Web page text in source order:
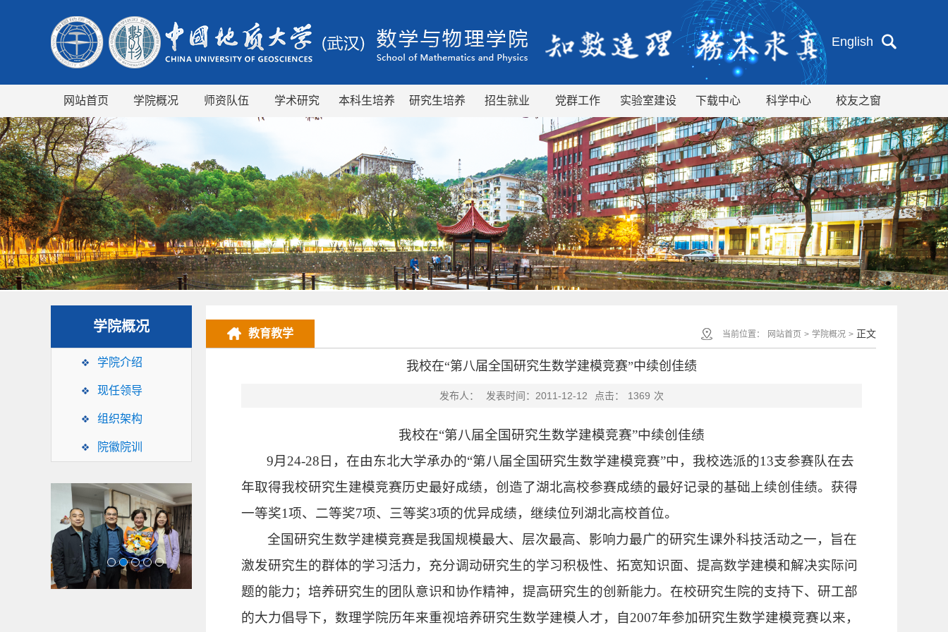
English
网站首页 学院概况 师资队伍 学术研究 本科生培养 研究生培养 招生就业 党群工作 实验室建设 下载中心 科学中心 校友之窗
学院概况
学院介绍
现任领导
组织架构
院徽院训
1 2 3 4 5
教育教学 当前位置： 网站首页 > 学院概况 > 正文
我校在“第八届全国研究生数学建模竞赛”中续创佳绩
发布人： 发表时间：2011-12-12 点击： 1369 次
我校在“第八届全国研究生数学建模竞赛”中续创佳绩
9月 24-28 日，在由东北大学承办的“第八届全国研究生数学建模竞赛”中，我校选派的13支参赛队在去
年取得我校研究生建模竞赛历史最好成绩，创造了湖北高校参赛成绩的最好记录的基础上续创佳绩。获得
一等奖1项、二等奖7项、三等奖3项的优异成绩，继续位列湖北高校首位。
全国研究生数学建模竞赛是我国规模最大、层次最高、影响力最广的研究生课外科技活动之一，旨在
激发研究生的群体的学习活力，充分调动研究生的学习积极性、拓宽知识面、提高数学建模和解决实际问
题的能力；培养研究生的团队意识和协作精神，提高研究生的创新能力。在校研究生院的支持下、研工部
的大力倡导下，数理学院历年来重视培养研究生数学建模人才，自2007年参加研究生数学建模竞赛以来，